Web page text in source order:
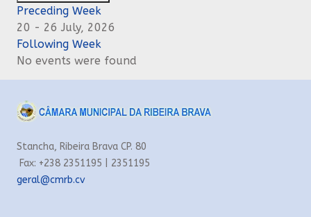
Preceding Week
20 - 26 July, 2026
Following Week
No events were found
Stancha, Ribeira Brava CP. 80
Fax: +238 2351195 | 2351195
geral@cmrb.cv